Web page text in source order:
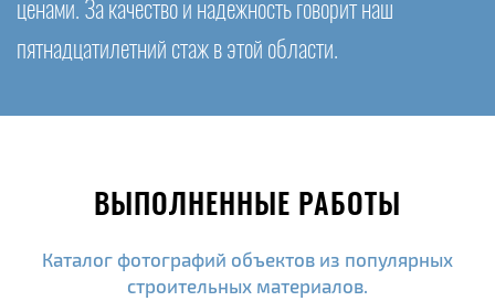
ценами. За качество и надежность говорит наш
пятнадцатилетний стаж в этой области.
ВЫПОЛНЕННЫЕ РАБОТЫ
Каталог фотографий объектов из популярных
строительных материалов.